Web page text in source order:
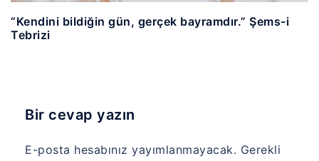
“Kendini bildiğin gün, gerçek bayramdır.” Şems-i
Tebrizi
Bir cevap yazın
E-posta hesabınız yayımlanmayacak. Gerekli